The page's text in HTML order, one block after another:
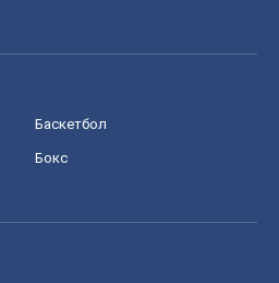
Баскетбол
Бокс